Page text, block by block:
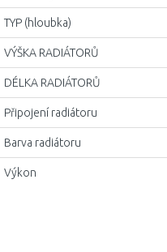
TYP (hloubka)
VÝŠKA RADIÁTORŮ
DÉLKA RADIÁTORŮ
Připojení radiátoru
Barva radiátoru
Výkon